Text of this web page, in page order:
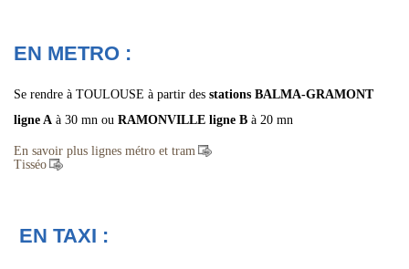
EN METRO :
Se rendre à TOULOUSE à partir des stations BALMA-GRAMONT
ligne A à 30 mn ou RAMONVILLE ligne B à 20 mn
En savoir plus lignes métro et tram
Tisséo
EN TAXI :